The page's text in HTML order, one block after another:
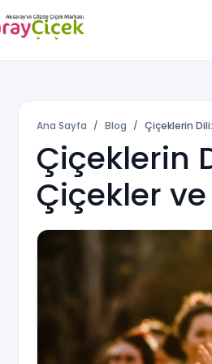
Ana Sayfa Blog Çiçeklerin
Çiçeklerin
Çiçekler